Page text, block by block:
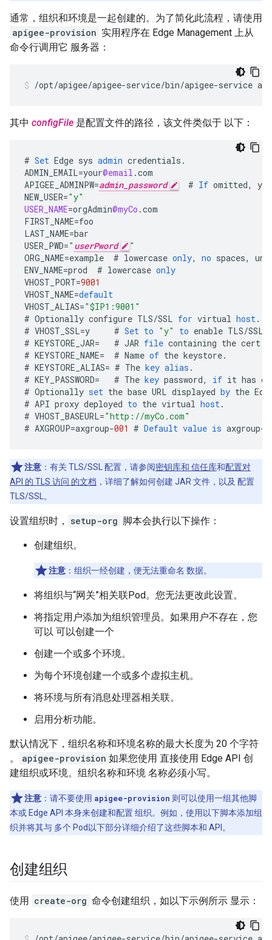
通常，组织和环境是一起创建的。为了简化此流程，请使用
apigee-provision 实用程序在 Edge Management 上从
命令行调用它 服务器：
/opt/apigee/apigee-service/bin/apigee-service
其中 configFile 是配置文件的路径，该文件类似于 以下：
# Set Edge sys admin credentials .
ADMIN_EMAIL=your@email .com
APIGEE_ADMINPW=admin_password # If omitted,
you
NEW_USER="y"
USER_NAME=orgAdmin@myCo .com
FIRST_NAME=foo
LAST_NAME=bar
USER_PWD=" userPword
"
ORG_NAME=example # lowercase only, no spaces,
ENV_NAME=prod # lowercase only
VHOST_PORT=9001
VHOST_NAME=default
VHOST_ALIAS="$IP1:9001"
# Optionally configure TLS/SSL for virtual host.
# VHOST_SSL=y # Set to "y" to enable TLS/SSL
# KEYSTORE_JAR= # JAR file containing the cert
# KEYSTORE_NAME= # Name of the keystore.
# KEYSTORE_ALIAS= # The key alias .
# KEY_PASSWORD= # The key password, if it has
# Optionally set the base URL displayed by the
# API proxy deployed to the virtual host.
# VHOST_BASEURL="http://myCo.com"
# AXGROUP=axgroup-001 # Default value is axgroup-
注意 ：有关 TLS/SSL 配置，请参阅密钥库和 信任库和配置对
API 的 TLS 访问 的文档 ，详细了解如何创建 JAR 文件，以及 配置
TLS/SSL。
设置组织时， setup-org 脚本会执行以下操作：
创建组织。
注意 ：组织一经创建，便无法重命名 数据。
将组织与“网关”相关联Pod。您无法更改此设置。
将指定用户添加为组织管理员。如果用户不存在，您
可以 可以创建一个
创建一个或多个环境。
为每个环境创建一个或多个虚拟主机。
将环境与所有消息处理器相关联。
启用分析功能。
默认情况下，组织名称和环境名称的最大长度为 20 个字符
。
apigee-provision 如果您使用 直接使用 Edge API 创
建组织或环境。组织名称和环境 名称必须小写。
注意 ：请不要使用 apigee-provision 则可以使用一组其他脚
本或 Edge API 本身来创建和配置 组织。例如，使用以下脚本添加组
织并将其与 多个 Pod以下部分详细介绍了这些脚本和 API。
创建组织
使用 create-org 命令创建组织，如以下示例所示 显示：